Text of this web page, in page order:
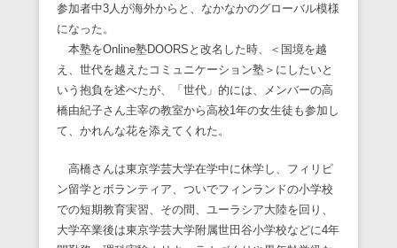
参加者中3人が海外からと、なかなかのグローバル模様
になった。
本塾をOnline塾DOORSと改名した時、＜国境を越
え、世代を越えたコミュニケーション塾＞にしたいと
いう抱負を述べたが、「世代」的には、メンバーの高
橋由紀子さん主宰の教室から高校1年の女生徒も参加し
て、かれんな花を添えてくれた。
高橋さんは東京学芸大学在学中に休学し、フィリピ
ン留学とボランティア、ついでフィンランドの小学校
での短期教育実習、その間、ユーラシア大陸を回り、
大学卒業後は東京学芸大学附属世田谷小学校などに4年